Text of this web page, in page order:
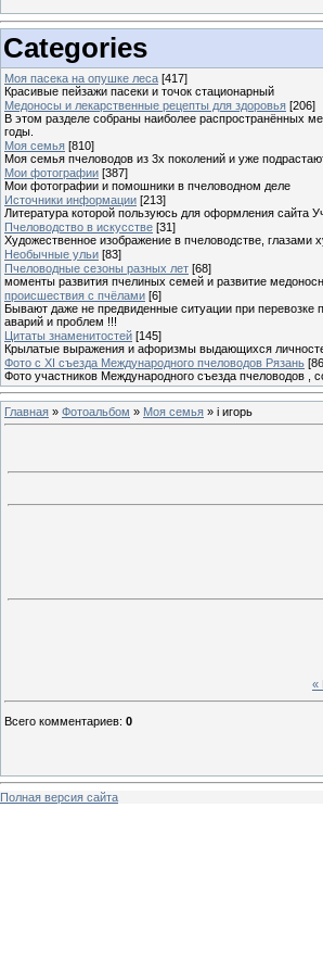
Categories
Моя пасека на опушке леса [417]
Красивые пейзажи пасеки и точок стационарный
Медоносы и лекарственные рецепты для здоровья [206]
В этом разделе собраны наиболее распространённых
годы.
Моя семья [810]
Моя семья пчеловодов из 3х поколений и уже
Мои фотографии [387]
Мои фотографии и помошники в пчеловодном деле
Источники информации [213]
Литература которой пользуюсь для оформления сайта
Пчеловодство в искусстве [31]
Художественное изображение в пчеловодстве,
Необычные ульи [83]
Пчеловодные сезоны разных лет [68]
моменты развития пчелиных семей и развитие
происшествия с пчёлами [6]
Бывают даже не предвиденные ситуации при перевозке
аварий и проблем !!!
Цитаты знаменитостей [145]
Крылатые выражения и афоризмы выдающихся
Фото с XI съезда Международного пчеловодов Рязань
Фото участников Международного съезда пчеловодов ,
Главная » Фотоальбом » Моя семья » i игорь
«
Всего комментариев: 0
Полная версия сайта